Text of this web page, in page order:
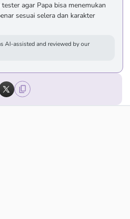
agar Papa bisa menemukan
sesuai selera dan karakter
AI-assisted and reviewed by our